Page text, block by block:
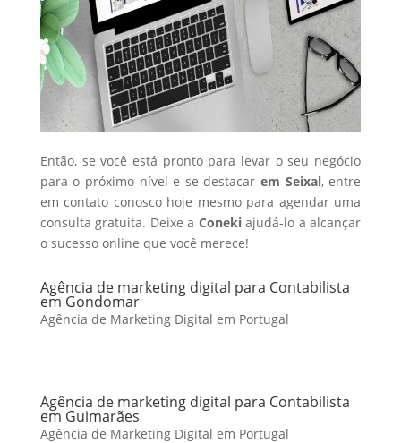
Então, se você está pronto para levar o seu negócio
para o próximo nível e se destacar em Seixal, entre
em contato conosco hoje mesmo para agendar uma
consulta gratuita. Deixe a Conekiajudá-lo a alcançar
o sucesso online que você merece!
Agência de marketing digital para Contabilista
em Gondomar
Agência de Marketing Digital em Portugal
Agência de marketing digital para Contabilista
em Guimarães
Agência de Marketing Digital em Portugal